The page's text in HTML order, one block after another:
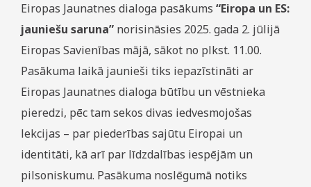
Eiropas Jaunatnes dialoga pasākums “Eiropa un ES:
jauniešu saruna” norisināsies 2025. gada 2. jūlijā
Eiropas Savienības mājā, sākot no plkst. 11.00.
Pasākuma laikā jaunieši tiks iepazīstināti ar
Eiropas Jaunatnes dialoga būtību un vēstnieka
pieredzi, pēc tam sekos divas iedvesmojošas
lekcijas – par piederības sajūtu Eiropai un
identitāti, kā arī par līdzdalības iespējām un
pilsoniskumu. Pasākuma noslēgumā notiks